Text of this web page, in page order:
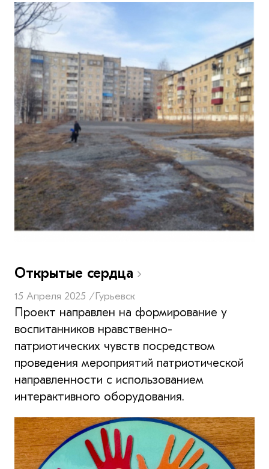
Открытые сердца
15 Апреля 2025 /Гурьевск
Проект направлен на формирование у
воспитанников нравственно-
патриотических чувств посредством
проведения мероприятий патриотической
направленности с использованием
интерактивного оборудования.